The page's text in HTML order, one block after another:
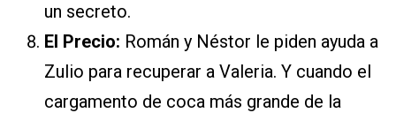
un secreto.
El Precio: Román y Néstor le piden ayuda a
Zulio para recuperar a Valeria. Y cuando el
cargamento de coca más grande de la